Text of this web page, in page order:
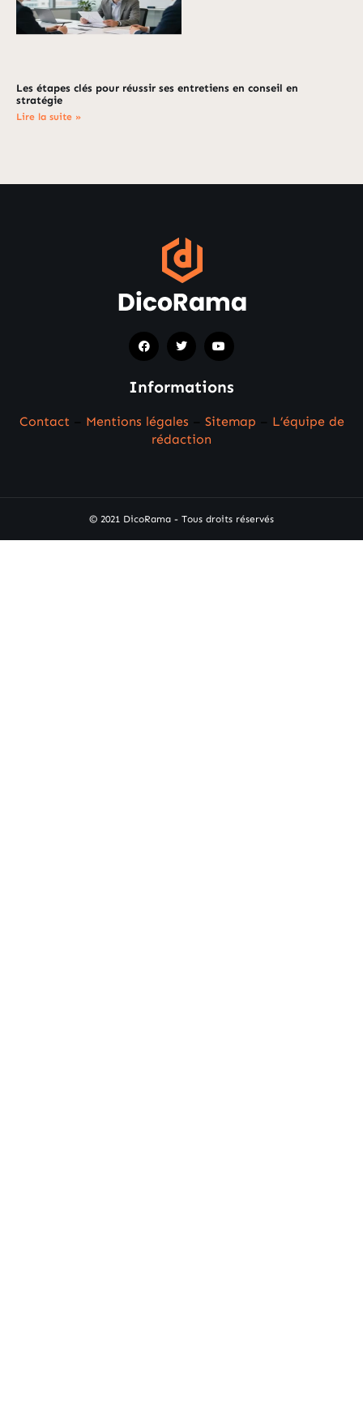
Les étapes clés pour réussir ses entretiens en conseil en
stratégie
Lire la suite »
Informations
Contact Mentions légales Sitemap
L’équipe de
rédaction
© 2021 DicoRama - Tous droits réservés